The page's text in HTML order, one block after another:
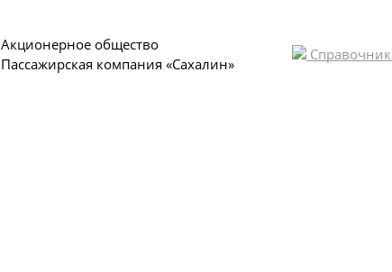
Акционерное общество
Пассажирская компания «Сахалин»